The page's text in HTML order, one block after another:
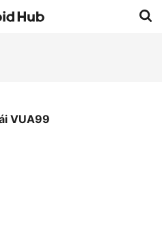
VUA99